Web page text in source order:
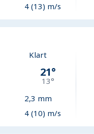
4 (13) m/s
Klart
21°
13°
2,3 mm
4 (10) m/s